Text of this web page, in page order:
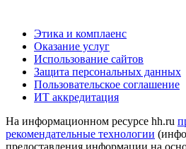
Этика и комплаенс
Оказание услуг
Использование сайтов
Защита персональных данных
Пользовательское соглашение
ИТ аккредитация
На информационном ресурсе hh.ru
рекомендательные технологии